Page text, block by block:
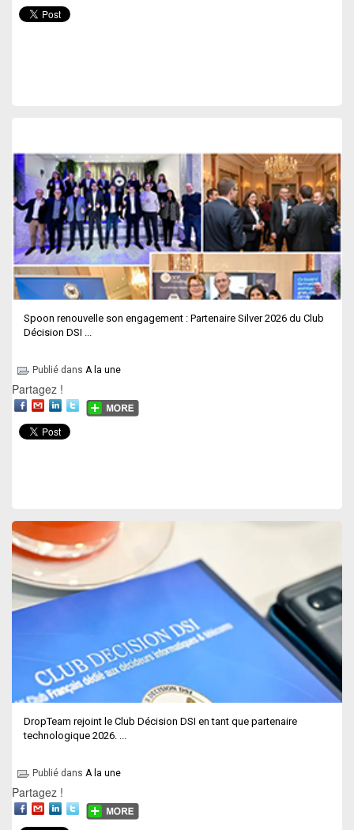
Spoon renouvelle son engagement : Partenaire Silver 2026 du Club
Décision DSI ...
Publié dans A la une
Partagez !
DropTeam rejoint le Club Décision DSI en tant que partenaire
technologique 2026. ...
Publié dans A la une
Partagez !